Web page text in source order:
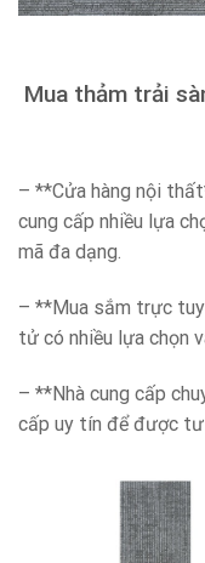
Mua thảm trải
– **Cửa hàng nội
cung cấp nhiều lựa
mã đa dạng.
– **Mua sắm trực
tử có nhiều lựa chọn
– **Nhà cung cấp
cấp uy tín để được